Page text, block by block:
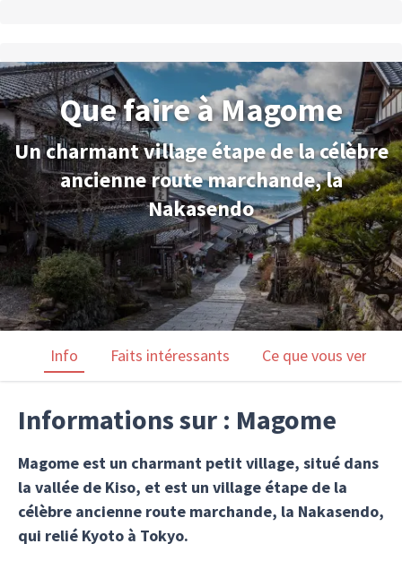
Que faire à Magome
Un charmant village étape de la célèbre
ancienne route marchande, la
Nakasendo
Info Faits intéressants Ce que vous verrez
Informations sur : Magome
Magome est un charmant petit village, situé dans
la vallée de Kiso, et est un village étape de la
célèbre ancienne route marchande, la Nakasendo,
qui relié Kyoto à Tokyo.